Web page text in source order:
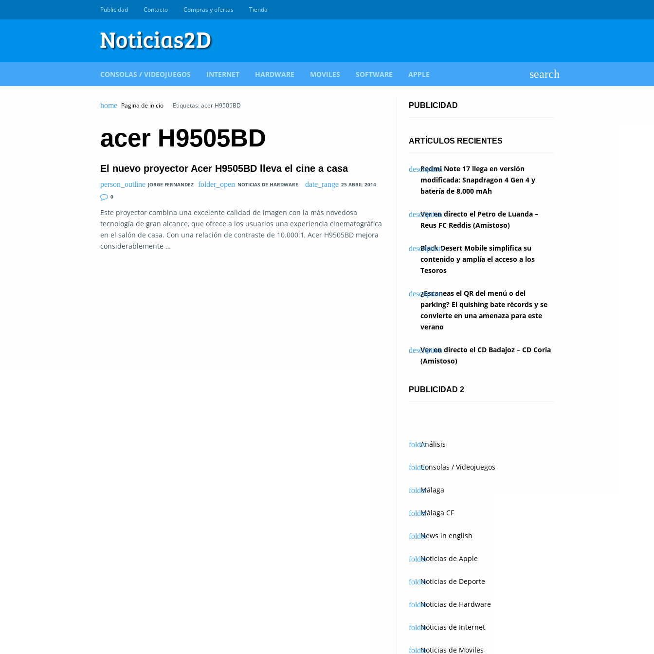
Publicidad Contacto Compras y ofertas Tienda
CONSOLAS / VIDEOJUEGOS INTERNET HARDWARE MOVILES SOFTWARE APPLE
Pagina de inicio Etiquetas: acer H9505BD
acer H9505BD
El nuevo proyector Acer H9505BD lleva el cine a casa
JORGE FERNANDEZ NOTICIAS DE HARDWARE
25 ABRIL 2014
0
Este proyector combina una excelente calidad de imagen con la más novedosa
tecnología de gran alcance, que ofrece a los usuarios una experiencia cinematográfica
en el salón de casa. Con una relación de contraste de 10.000:1, Acer H9505BD mejora
considerablemente …
PUBLICIDAD
ARTÍCULOS RECIENTES
Redmi Note 17 llega en versión
modificada: Snapdragon 4 Gen 4 y
batería de 8.000 mAh
Ver en directo el Petro de Luanda –
Reus FC Reddis (Amistoso)
Black Desert Mobile simplifica su
contenido y amplía el acceso a los
Tesoros
¿Escaneas el QR del menú o del
parking? El quishing bate récords y se
convierte en una amenaza para este
verano
Ver en directo el CD Badajoz – CD Coria
(Amistoso)
PUBLICIDAD 2
Análisis
Consolas / Videojuegos
Málaga
Málaga CF
News in english
Noticias de Apple
Noticias de Deporte
Noticias de Hardware
Noticias de Internet
Noticias de Moviles